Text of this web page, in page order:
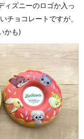
ィズニーのロゴか入っ
チョコレートですが、
かも)